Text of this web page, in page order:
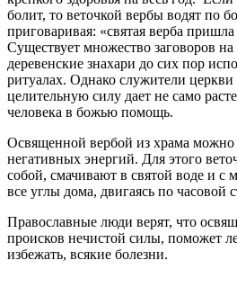
болит, то веточкой вербы водят по
приговаривая: «святая верба
Существует множество заговоров
деревенские знахари до сих пор
ритуалах. Однако служители церкви
целительную силу дает не само
человека в божью помощь.
Освященной вербой из храма
негативных энергий. Для этого
собой, смачивают в святой воде и с
все углы дома, двигаясь по часовой
Православные люди верят, что
происков нечистой силы, поможет
избежать, всякие болезни.